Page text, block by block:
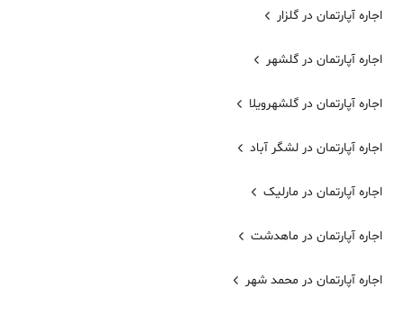
اجاره آپارتمان در گلزار
اجاره آپارتمان در گلشهر
اجاره آپارتمان در گلشهرویلا
اجاره آپارتمان در لشگر آباد
اجاره آپارتمان در مارلیک
اجاره آپارتمان در ماهدشت
اجاره آپارتمان در محمد شهر